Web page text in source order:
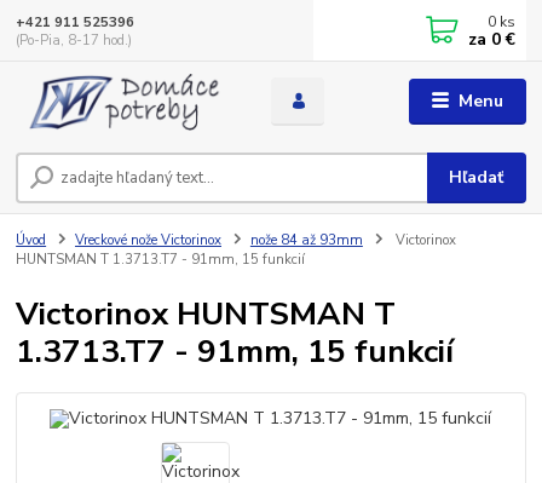
Menu
Hľadať
+421 911 525396
(Po-Pia, 8-17 hod.)
0 ks
za 0 €
Úvod Vreckové nože Victorinox nože 84 až 93mm
Victorinox
HUNTSMAN T 1.3713.T7 - 91mm, 15 funkcií
Victorinox HUNTSMAN T
1.3713.T7 - 91mm, 15 funkcií